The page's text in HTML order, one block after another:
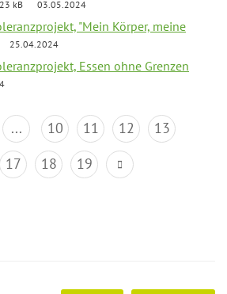
kB 03.05.2024
"Mein Körper, meine
25.04.2024
Essen ohne Grenzen
... 10 11 12
13
17 18 19